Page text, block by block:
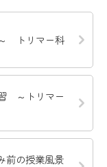
トリマー科
～トリマー
前の授業風景